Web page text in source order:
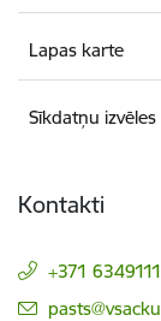
Lapas karte
Sīkdatņu izvēles
Kontakti
+371
E-pasts: